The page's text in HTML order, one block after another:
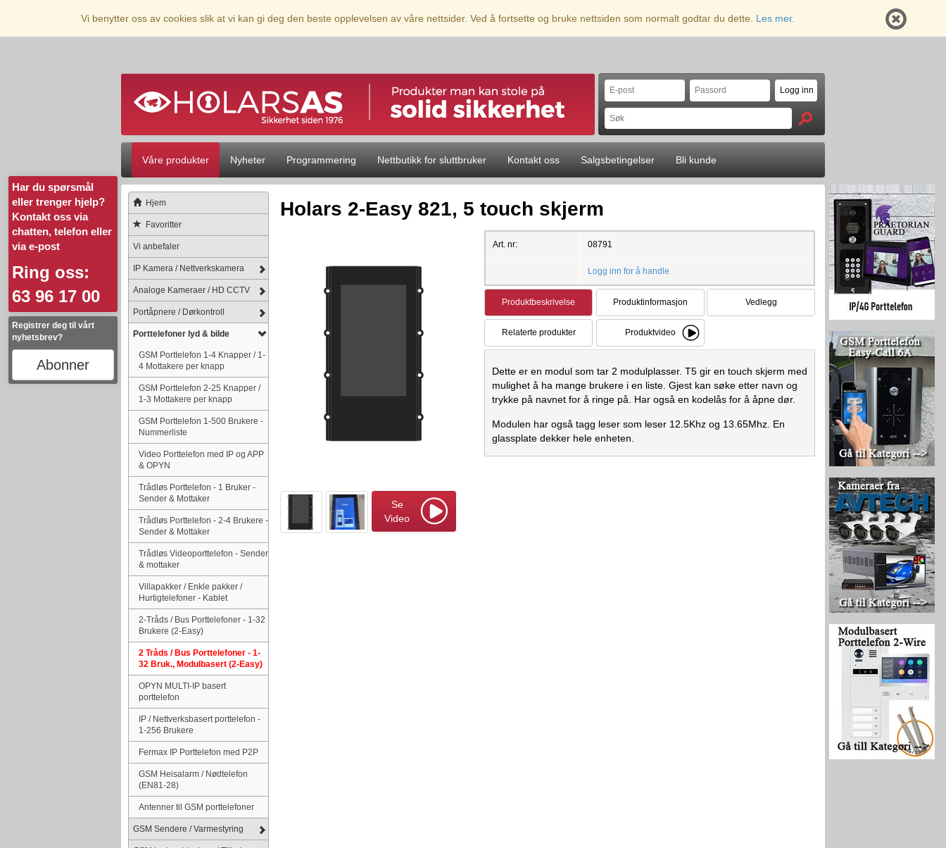
Vi benytter oss av cookies slik at vi kan gi deg den beste opplevelsen av våre nettsider. Ved å fortsette og bruke nettsiden som normalt godtar du dette. Les mer.
Har du spørsmål
eller trenger hjelp?
Kontakt oss via
chatten, telefon eller
via e-post
Ring oss:
63 96 17 00
Registrer deg til vårt
nyhetsbrev?
Abonner
Våre produkter Nyheter Programmering Nettbutikk for sluttbruker Kontakt oss Salgsbetingelser Bli kunde
Hjem
Favoritter
Vi anbefaler
IP Kamera / Nettverkskamera
Analoge Kameraer / HD CCTV
Portåpnere / Dørkontroll
Porttelefoner lyd & bilde
GSM Porttelefon 1-4 Knapper / 1-
4 Mottakere per knapp
GSM Porttelefon 2-25 Knapper /
1-3 Mottakere per knapp
GSM Porttelefon 1-500 Brukere -
Nummerliste
Video Porttelefon med IP og APP
& OPYN
Trådløs Porttelefon - 1 Bruker -
Sender & Mottaker
Trådløs Porttelefon - 2-4 Brukere -
Sender & Mottaker
Trådløs Videoporttelefon - Sender
& mottaker
Villapakker / Enkle pakker /
Hurtigtelefoner - Kablet
2-Tråds / Bus Porttelefoner - 1-32
Brukere (2-Easy)
2 Tråds / Bus Porttelefoner - 1-
32 Bruk., Modulbasert (2-Easy)
OPYN MULTI-IP basert
porttelefon
IP / Nettverksbasert porttelefon -
1-256 Brukere
Fermax IP Porttelefon med P2P
GSM Heisalarm / Nødtelefon
(EN81-28)
Antenner til GSM porttelefoner
GSM Sendere / Varmestyring
Holars 2-Easy 821, 5 touch skjerm
Se
Video
Art. nr: 08791
Logg inn for å handle
Produktbeskrivelse Produktinformasjon Vedlegg
Relaterte produkter Produktvideo
Dette er en modul som tar 2 modulplasser. T5 gir en touch skjerm med
mulighet å ha mange brukere i en liste. Gjest kan søke etter navn og
trykke på navnet for å ringe på. Har også en kodelås for å åpne dør.
Modulen har også tagg leser som leser 12.5Khz og 13.65Mhz. En
glassplate dekker hele enheten.